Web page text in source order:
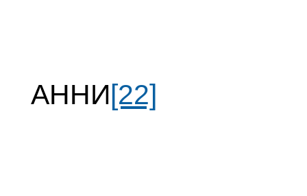
АННИ[22]